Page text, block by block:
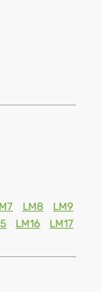
LM8
LM9
LM16
LM17